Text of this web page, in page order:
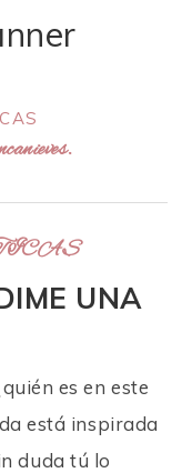
UNA
es en este
está inspirada
duda tú lo